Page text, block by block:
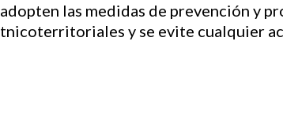
las medidas de prevención y
y se evite cualquier